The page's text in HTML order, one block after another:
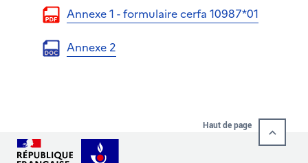
Annexe 1 - formulaire cerfa 10987*01
Annexe 2
Haut de page